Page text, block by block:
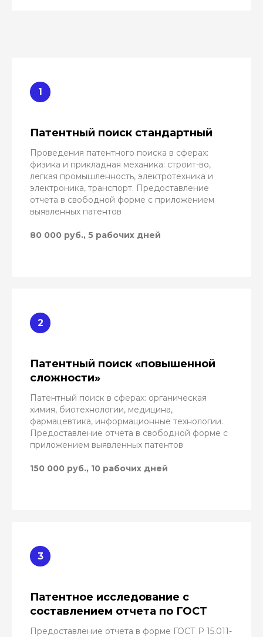
Патентный поиск стандартный
Проведения патентного поиска в сферах:
физика и прикладная механика: строит-во,
легкая промышленность, электротехника и
электроника, транспорт. Предоставление
отчета в свободной форме с приложением
выявленных патентов
80 000 руб., 5 рабочих дней
Патентный поиск «повышенной
сложности»
Патентный поиск в сферах: органическая
химия, биотехнологии, медицина,
фармацевтика, информационные технологии.
Предоставление отчета в свободной форме с
приложением выявленных патентов
150 000 руб., 10 рабочих дней
Патентное исследование с
составлением отчета по ГОСТ
Предоставление отчета в форме ГОСТ Р 15.011-